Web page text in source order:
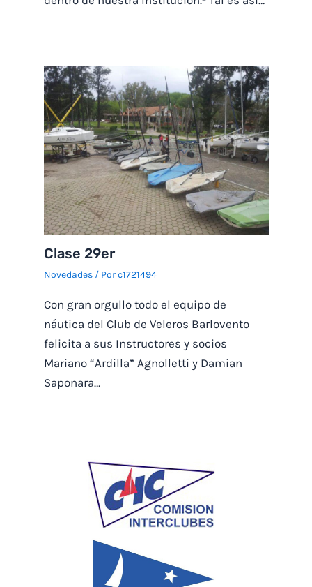
Clase 29er
Novedades/ Porc1721494
Con gran orgullo todo el equipo de
náutica del Club de Veleros Barlovento
felicita a sus Instructores y socios
Mariano “Ardilla” Agnolletti y Damian
Saponara…